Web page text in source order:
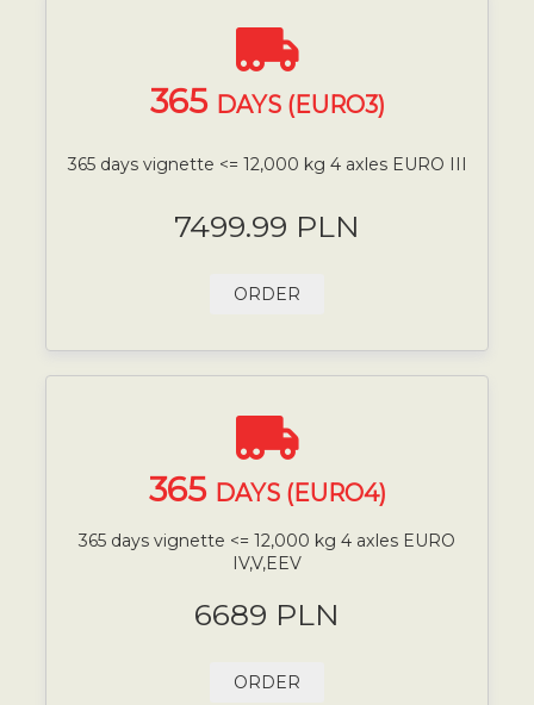
365 DAYS (EURO3)
365 days vignette <= 12,000 kg 4 axles EURO III
7499.99 PLN
ORDER
365 DAYS (EURO4)
365 days vignette <= 12,000 kg 4 axles EURO
IV,V,EEV
6689 PLN
ORDER